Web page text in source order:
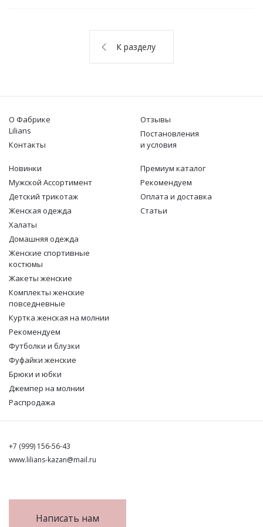
К разделу
О Фабрике
Lilians
Контакты
Отзывы
Постановления
и условия
Новинки
Мужской Ассортимент
Детcкий трикотаж
Женская одежда
Халаты
Домашняя одежда
Женские спортивные
костюмы
Жакеты женские
Комплекты женские
повседневные
Куртка женская на молнии
Рекомендуем
Футболки и блузки
Фуфайки женские
Брюки и юбки
Джемпер на молнии
Распродажа
Премиум каталог
Рекомендуем
Оплата и доставка
Статьи
+7 (999) 156-56-43
www.lilians-kazan@mail.ru
Написать нам